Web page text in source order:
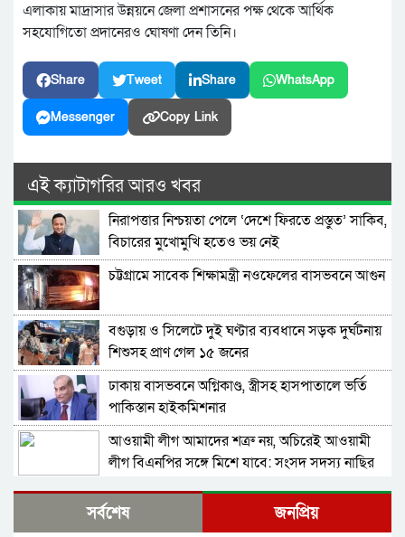
এলাকায় মাদ্রাসার উন্নয়নে জেলা প্রশাসনের পক্ষ থেকে আর্থিক
সহযোগিতো প্রদানেরও ঘোষণা দেন তিনি।
Share Tweet Share WhatsApp
Messenger Copy Link
এই ক্যাটাগরির আরও খবর
নিরাপত্তার নিশ্চয়তা পেলে ‘দেশে ফিরতে প্রস্তুত’ সাকিব,
বিচারের মুখোমুখি হতেও ভয় নেই
চট্টগ্রামে সাবেক শিক্ষামন্ত্রী নওফেলের বাসভবনে আগুন
বগুড়ায় ও সিলেটে দুই ঘণ্টার ব্যবধানে সড়ক দুর্ঘটনায়
শিশুসহ প্রাণ গেল ১৫ জনের
ঢাকায় বাসভবনে অগ্নিকাণ্ড, স্ত্রীসহ হাসপাতালে ভর্তি
পাকিস্তান হাইকমিশনার
আওয়ামী লীগ আমাদের শত্রু নয়, অচিরেই আওয়ামী
লীগ বিএনপির সঙ্গে মিশে যাবে: সংসদ সদস্য নাছির
শহীদ আহসান জুলাই যোদ্ধা নন—দাবি বিএনপি নেতার,
জামায়াত নেতা বললেন, ‘সারজিসও ছাত্রলীগ করতেন’
সর্বশেষ জনপ্রিয়